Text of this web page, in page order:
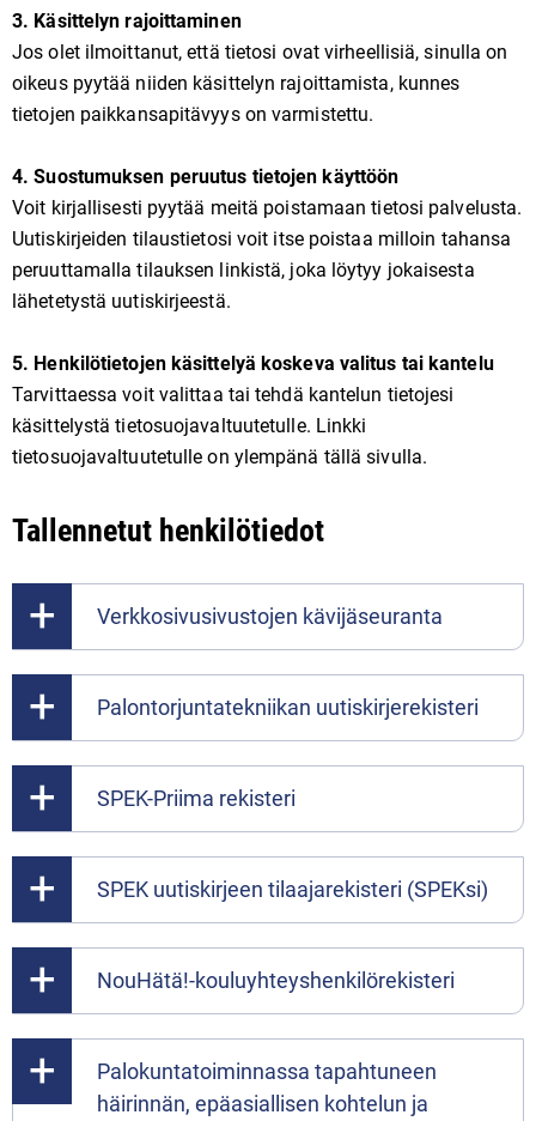
3. Käsittelyn rajoittaminen
Jos olet ilmoittanut, että tietosi ovat virheellisiä, sinulla on
oikeus pyytää niiden käsittelyn rajoittamista, kunnes
tietojen paikkansapitävyys on varmistettu.
4. Suostumuksen peruutus tietojen käyttöön
Voit kirjallisesti pyytää meitä poistamaan tietosi palvelusta.
Uutiskirjeiden tilaustietosi voit itse poistaa milloin tahansa
peruuttamalla tilauksen linkistä, joka löytyy jokaisesta
lähetetystä uutiskirjeestä.
5. Henkilötietojen käsittelyä koskeva valitus tai kantelu
Tarvittaessa voit valittaa tai tehdä kantelun tietojesi
käsittelystä tietosuojavaltuutetulle. Linkki
tietosuojavaltuutetulle on ylempänä tällä sivulla.
Tallennetut henkilötiedot
Verkkosivusivustojen kävijäseuranta
Palontorjuntatekniikan uutiskirjerekisteri
SPEK-Priima rekisteri
SPEK uutiskirjeen tilaajarekisteri (SPEKsi)
NouHätä!-kouluyhteyshenkilörekisteri
Palokuntatoiminnassa tapahtuneen
häirinnän, epäasiallisen kohtelun ja